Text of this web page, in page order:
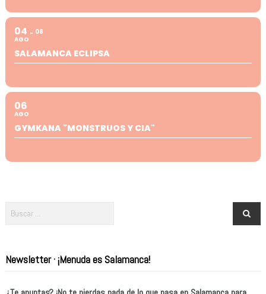
04
AGO
08
SALAMANCA ECLIPSA
06
AGO
GYMKANA "MONSTRUOS Y CIA"
Newsletter · ¡Menuda es Salamanca!